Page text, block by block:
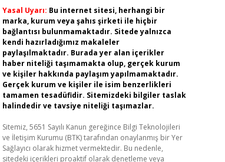
Yasal Uyarı: Bu internet sitesi, herhangi bir
marka, kurum veya şahıs şirketi ile hiçbir
bağlantısı bulunmamaktadır. Sitede yalnızca
kendi hazırladığımız makaleler
paylaşılmaktadır. Burada yer alan içerikler
haber niteliği taşımamakta olup, gerçek kurum
ve kişiler hakkında paylaşım yapılmamaktadır.
Gerçek kurum ve kişiler ile isim benzerlikleri
tamamen tesadüfidir. Sitemizdeki bilgiler taslak
halindedir ve tavsiye niteliği taşımazlar.
Sitemiz, 5651 Sayılı Kanun gereğince Bilgi Teknolojileri
ve İletişim Kurumu (BTK) tarafından onaylanmış bir Yer
Sağlayıcı olarak hizmet vermektedir. Bu nedenle,
sitedeki içerikleri proaktif olarak denetleme veya